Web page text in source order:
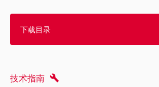
下载目录
技术指南